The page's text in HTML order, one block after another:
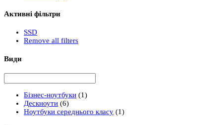
Активні фільтри
SSD
Remove all filters
Види
Бізнес-ноутбуки (1)
Дескноути (6)
Ноутбуки середнього класу (1)